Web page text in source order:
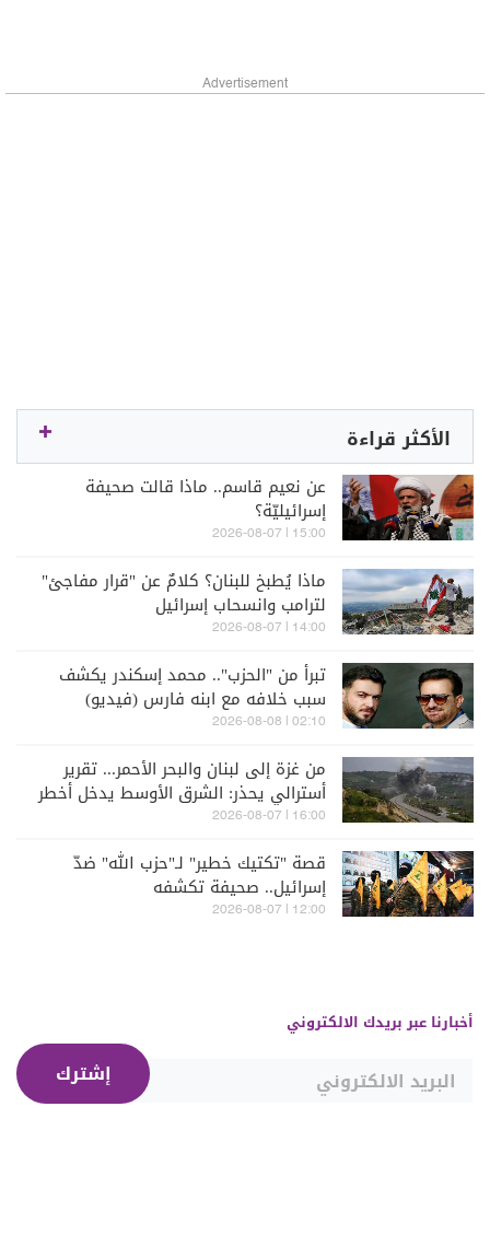
Advertisement
الأكثر قراءة
عن نعيم قاسم.. ماذا قالت صحيفة
إسرائيليّة؟
15:00 | 2026-08-07
ماذا يُطبخ للبنان؟ كلامٌ عن "قرار مفاجئ"
لترامب وانسحاب إسرائيل
14:00 | 2026-08-07
تبرأ من "الحزب".. محمد إسكندر يكشف
سبب خلافه مع ابنه فارس (فيديو)
02:10 | 2026-08-08
من غزة إلى لبنان والبحر الأحمر... تقرير
أسترالي يحذر: الشرق الأوسط يدخل أخطر
مراحله
16:00 | 2026-08-07
قصة "تكتيك خطير" لـ"حزب الله" ضدّ
إسرائيل.. صحيفة تكشفه
12:00 | 2026-08-07
أخبارنا عبر بريدك الالكتروني
إشترك